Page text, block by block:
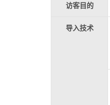
访客目的
导入技术